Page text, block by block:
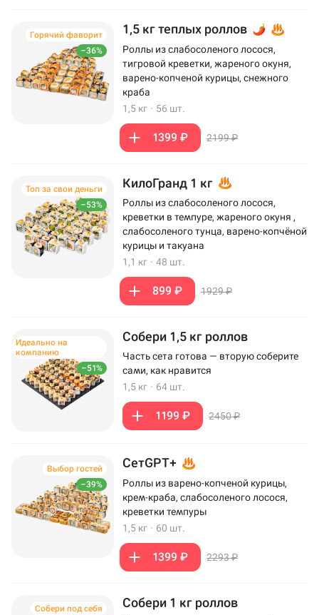
–36%
Горячий фаворит 1,5 кг теплых роллов
Роллы из слабосоленого лосося,
тигровой креветки, жареного окуня,
варено-копченой курицы, снежного
краба
1,5 кг · 56 шт.
1399 ₽ 2199 ₽
–53%
Топ за свои деньги КилоГранд 1 кг
Роллы из слабосоленого лосося,
креветки в темпуре, жареного окуня ,
слабосоленого тунца, варено-копчёной
курицы и такуана
1,1 кг · 48 шт.
899 ₽ 1929 ₽
–51%
Идеально на
компанию
Собери 1,5 кг роллов
Часть сета готова — вторую соберите
сами, как нравится
1,5 кг · 64 шт.
1199 ₽ 2450 ₽
–39%
Выбор гостей СетGPT+
Роллы из варено-копченой курицы,
крем-краба, слабосоленого лосося,
креветки темпуры
1,5 кг · 60 шт.
1399 ₽ 2293 ₽
Собери под себя Собери 1 кг роллов